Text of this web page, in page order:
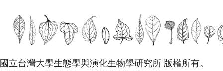
國立台灣大學生態學與演化生物學研究所 版權所有。